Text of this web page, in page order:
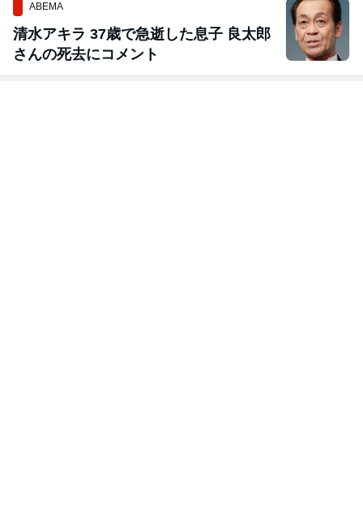
ABEMA
清水アキラ 37歳で急逝した息子 良太郎
さんの死去にコメント